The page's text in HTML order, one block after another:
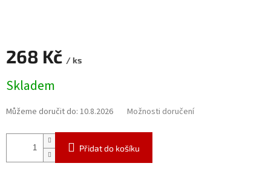
268 Kč / ks
cena:
Skladem
Můžeme doručit do: 10.8.2026 Možnosti doručení
Přidat do košíku